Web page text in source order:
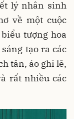
lý nhân sinh
về một cuộc
tượng hoa
tạo ra các
tân, áo ghi lê,
rất nhiều các